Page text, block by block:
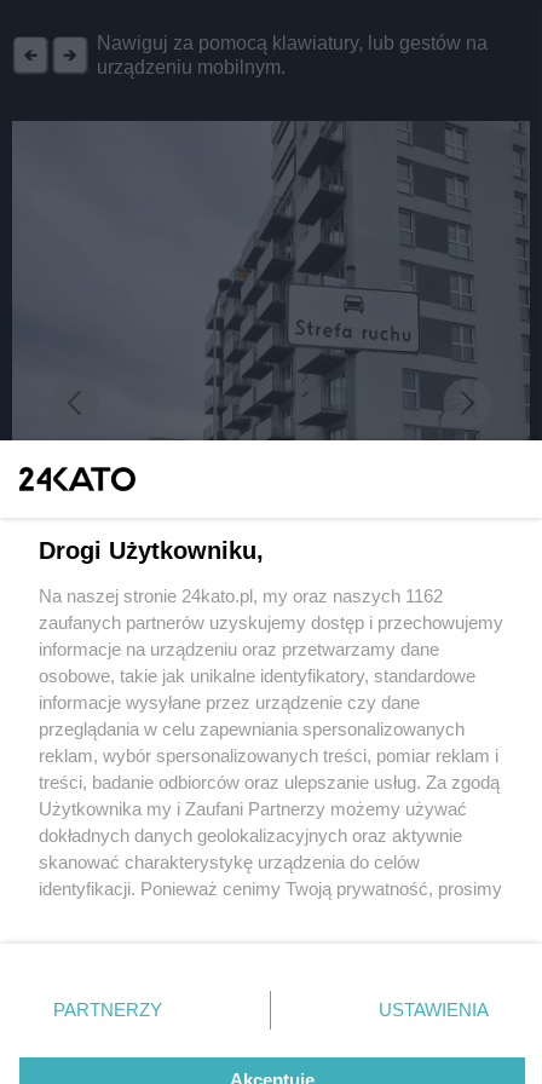
Nawiguj za pomocą klawiatury, lub gestów na
urządzeniu mobilnym.
fot: Katarzyna Pachelska
Sklep Żabka tylko dla mieszkańców zamkniętego
osiedla w Katowicach. Prawnik: To zgodne z
Żabka, Dębowe Tarasy
Katowice
Wydawca mediów lokalnych
Nie zapomnij
zapoznać się z:
polityką prywatności regulamin korzystania z portali
Twojemiasto
Piekary Śląskie
Chorzów
Tarnowskie Góry
Gliwice
Skontakuj sięz nami
Kontakt
Wydawca
Redakcja
Drogi Użytkowniku,
Na naszej stronie 24kato.pl, my oraz naszych 1162
zaufanych partnerów uzyskujemy dostęp i przechowujemy
informacje na urządzeniu oraz przetwarzamy dane
osobowe, takie jak unikalne identyfikatory, standardowe
informacje wysyłane przez urządzenie czy dane
przeglądania w celu zapewniania spersonalizowanych
reklam, wybór spersonalizowanych treści, pomiar reklam i
treści, badanie odbiorców oraz ulepszanie usług. Za zgodą
Użytkownika my i Zaufani Partnerzy możemy używać
dokładnych danych geolokalizacyjnych oraz aktywnie
skanować charakterystykę urządzenia do celów
identyfikacji. Ponieważ cenimy Twoją prywatność, prosimy
prywatności znajdujący się w lewym dolnym rogu strony
. Niektóre rodzaje przetwarzania danych nie wymagają
zgody użytkownika, ale masz prawo sprzeciwić się
takiemu przetwarzaniu. Preferencje będą miały
PARTNERZY USTAWIENIA
Akceptuję